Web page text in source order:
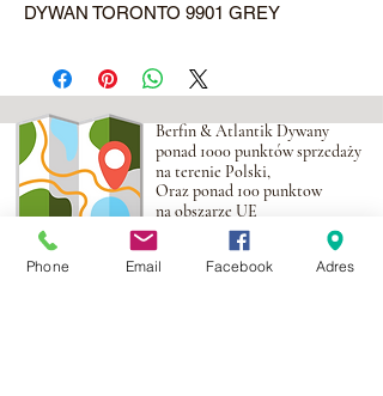
DYWAN TORONTO 9901 GREY
Berfin & Atlantik Dywany
ponad 1000 punktów sprzedaży
na terenie Polski,
Oraz ponad 100 punktow
na obszarze UE
Adres:
Al. Krakowska 2,
Phone Email Facebook Adres